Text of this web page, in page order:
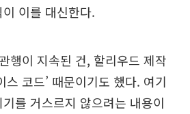
이를 대신한다.
행이 지속된 건, 할리우드 제작
스 코드’ 때문이기도 했다. 여기
를 거스르지 않으려는 내용이